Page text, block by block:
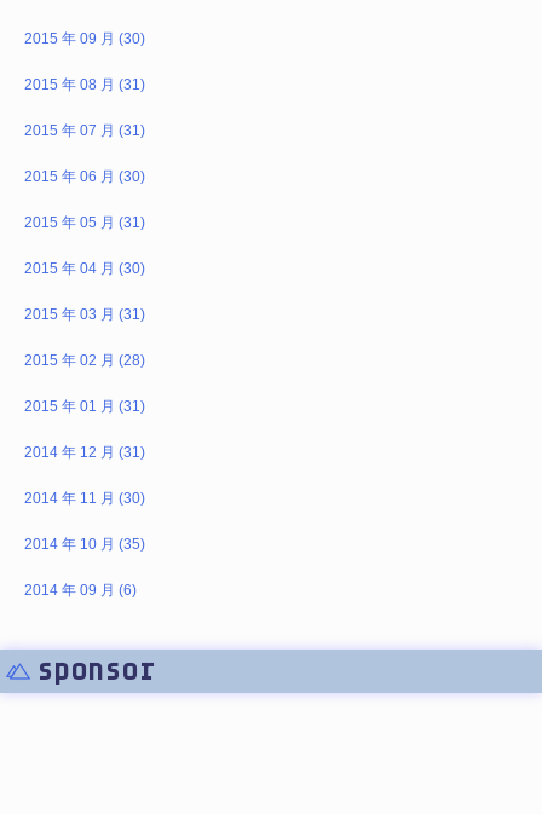
2015 年 09 月 (30)
2015 年 08 月 (31)
2015 年 07 月 (31)
2015 年 06 月 (30)
2015 年 05 月 (31)
2015 年 04 月 (30)
2015 年 03 月 (31)
2015 年 02 月 (28)
2015 年 01 月 (31)
2014 年 12 月 (31)
2014 年 11 月 (30)
2014 年 10 月 (35)
2014 年 09 月 (6)
sponsor